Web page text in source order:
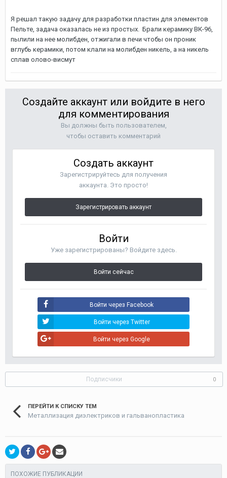
Я решал такую задачу для разработки пластин для элементов
Пельте, задача оказалась не из простых. Брали керамику ВК-96,
пылили на нее молибден, отжигали в печи чтобы он проник
вглубь керамики, потом клали на молибден никель, а на никель
сплав олово-висмут
Создайте аккаунт или войдите в него
для комментирования
Вы должны быть пользователем,
чтобы оставить комментарий
Создать аккаунт
Зарегистрируйтесь для получения
аккаунта. Это просто!
Зарегистрировать аккаунт
Войти
Уже зарегистрированы? Войдите здесь.
Войти сейчас
Войти через Facebook
Войти через Twitter
Войти через Google
Подписчики 0
ПЕРЕЙТИ К СПИСКУ ТЕМ
Металлизация диэлектриков и гальванопластика
ПОХОЖИЕ ПУБЛИКАЦИИ